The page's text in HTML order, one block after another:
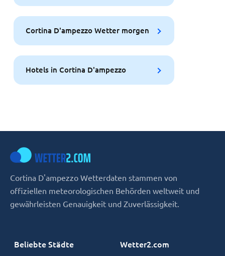
Cortina D'ampezzo Wetter morgen
Hotels in Cortina D'ampezzo
Cortina D'ampezzo Wetterdaten stammen von
offiziellen meteorologischen Behörden weltweit und
gewährleisten Genauigkeit und Zuverlässigkeit.
Beliebte Städte Wetter2.com